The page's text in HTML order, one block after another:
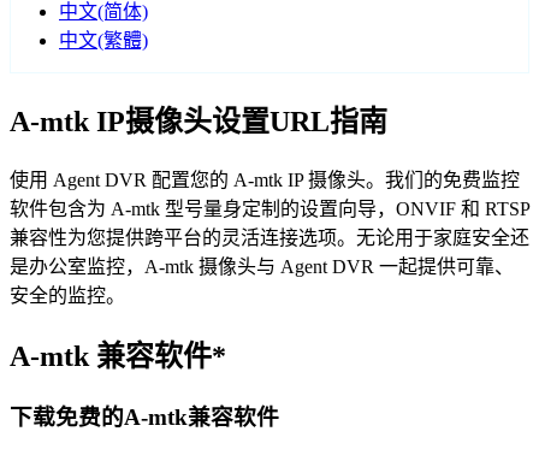
中文(简体)
中文(繁體)
A-mtk IP摄像头设置URL指南
使用 Agent DVR 配置您的 A-mtk IP 摄像头。我们的免费监控
软件包含为 A-mtk 型号量身定制的设置向导，ONVIF 和 RTSP
兼容性为您提供跨平台的灵活连接选项。无论用于家庭安全还
是办公室监控，A-mtk 摄像头与 Agent DVR 一起提供可靠、
安全的监控。
A-mtk 兼容软件*
下载免费的A-mtk兼容软件